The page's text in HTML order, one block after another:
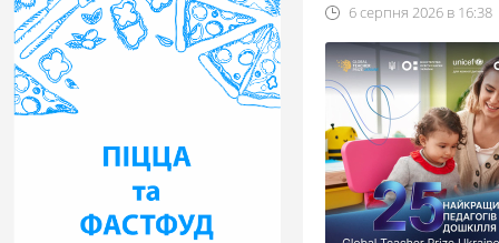
6серпня 2026 в 16:38